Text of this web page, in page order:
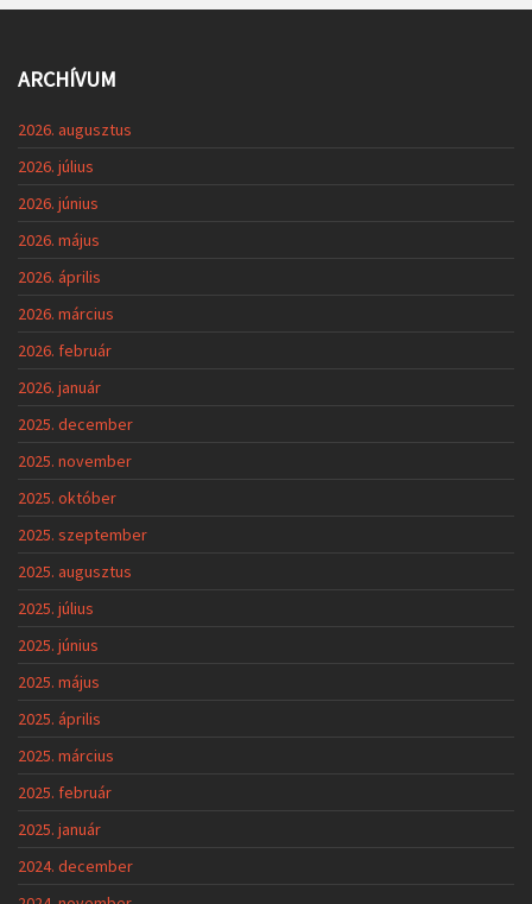
ARCHÍVUM
2026. augusztus
2026. július
2026. június
2026. május
2026. április
2026. március
2026. február
2026. január
2025. december
2025. november
2025. október
2025. szeptember
2025. augusztus
2025. július
2025. június
2025. május
2025. április
2025. március
2025. február
2025. január
2024. december